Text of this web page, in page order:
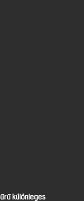
különleges